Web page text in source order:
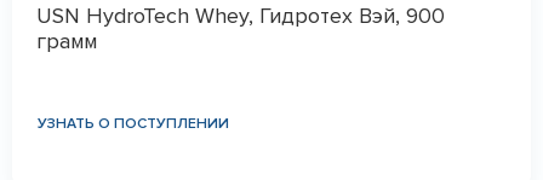
USN HydroTech Whey, Гидротех Вэй, 900
грамм
УЗНАТЬ О ПОСТУПЛЕНИИ